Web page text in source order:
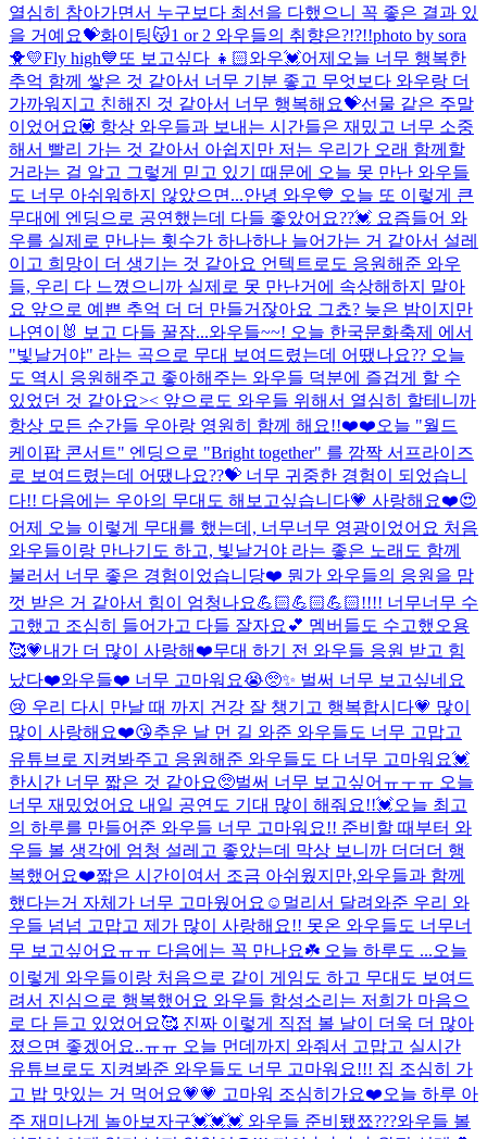
열심히 참아가면서 누구보다 최선을 다했으니 꼭 좋은 결과 있
을 거예요💝화이팅😽1 or 2 와우들의 취향은?!?!!photo by sora
🐥💛Fly high💙 또 보고싶다 👧🏻와우💓어제오늘 너무 행복한
추억 함께 쌓은 것 같아서 너무 기분 좋고 무엇보다 와우랑 더
가까워지고 친해진 것 같아서 너무 행복해요💝선물 같은 주말
이었어요💟 항상 와우들과 보내는 시간들은 재밌고 너무 소중
해서 빨리 가는 것 같아서 아쉽지만 저는 우리가 오래 함께할
거라는 걸 알고 그렇게 믿고 있기 때문에 오늘 못 만난 와우들
도 너무 아쉬워하지 않았으면...안녕 와우💙 오늘 또 이렇게 큰
무대에 엔딩으로 공연했는데 다들 좋았어요??💓 요즘들어 와
우를 실제로 만나는 횟수가 하나하나 늘어가는 거 같아서 설레
이고 희망이 더 생기는 것 같아요 언텍트로도 응원해준 와우
들, 우리 다 느꼈으니까 실제로 못 만난거에 속상해하지 말아
요 앞으로 예쁜 추억 더 더 만들거잖아요 그쵸? 늦은 밤이지만
나연이🐰 보고 다들 꿀잠...와우들~~! 오늘 한국문화축제 에서
"빛날거야" 라는 곡으로 무대 보여드렸는데 어땠나요?? 오늘
도 역시 응원해주고 좋아해주는 와우들 덕분에 즐겁게 할 수
있었던 것 같아요>< 앞으로도 와우들 위해서 열심히 할테니까
항상 모든 순간들 우아랑 영원히 함께 해요!!❤️❤️오늘 "월드
케이팝 콘서트" 엔딩으로 "Bright together" 를 깜짝 서프라이즈
로 보여드렸는데 어땠나요??💝 너무 귀중한 경험이 되었습니
다!! 다음에는 우아의 무대도 해보고싶습니다💗 사랑해요❤️😍
어제 오늘 이렇게 무대를 했는데, 너무너무 영광이었어요 처음
와우들이랑 만나기도 하고, 빛날거야 라는 좋은 노래도 함께
불러서 너무 좋은 경험이었습니당❤️ 뭔가 와우들의 응원을 맘
껏 받은 거 같아서 힘이 엄청나요💪🏻💪🏻💪🏻!!!! 너무너무 수
고했고 조심히 들어가고 다들 잘자요💕 멤버들도 수고했오용
🥰💗내가 더 많이 사랑해❤️무대 하기 전 와우들 응원 받고 힘
났다❤️와우들❤️ 너무 고마워요😭🥺✨ 벌써 너무 보고싶네요
😢 우리 다시 만날 때 까지 건강 잘 챙기고 행복합시다💗 많이
많이 사랑해요❤️😘추운 날 먼 길 와준 와우들도 너무 고맙고
유튜브로 지켜봐주고 응원해준 와우들도 다 너무 고마워요💓
한시간 너무 짧은 것 같아요🥺벌써 너무 보고싶어ㅠㅜㅠ 오늘
너무 재밌었어요 내일 공연도 기대 많이 해줘요!!💓오늘 최고
의 하루를 만들어준 와우들 너무 고마워요!! 준비할 때부터 와
우들 볼 생각에 엄청 설레고 좋았는데 막상 보니까 더더더 행
복했어요❤️짧은 시간이여서 조금 아쉬웠지만,와우들과 함께
했다는거 자체가 너무 고마웠어요☺️멀리서 달려와준 우리 와
우들 넘넘 고맙고 제가 많이 사랑해요!! 못온 와우들도 너무너
무 보고싶어요ㅠㅠ 다음에는 꼭 만나요☘️ 오늘 하루도 ...오늘
이렇게 와우들이랑 처음으로 같이 게임도 하고 무대도 보여드
려서 진심으로 행복했어요 와우들 함성소리는 저희가 마음으
로 다 듣고 있었어요🥰 진짜 이렇게 직접 볼 날이 더욱 더 많아
졌으면 좋겠어요..ㅠㅠ 오늘 먼데까지 와줘서 고맙고 실시간
유튜브로도 지켜봐준 와우들도 너무 고마워요!!! 집 조심히 가
고 밥 맛있는 거 먹어요💗💗 고마워 조심히가요❤️오늘 하루 아
주 재미나게 놀아보자구💓💓💓 와우들 준비됐쬬???와우들 볼